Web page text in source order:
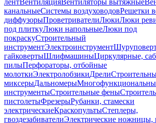
лентВентиляцияВентиляторы вытяжные
канальныеСистемы воздуховодовРешетки
диффузорыПроветривателиЛюкиЛюки
под плиткуЛюки напольныеЛюки под
покраскуСтроительный
инструментЭлектроинструмент
гайковертыШлифмашиныЦиркулярные,
пилыПерфораторы, отбойные
молоткиЭлектролобзикиДрели
миксерыДальномеры
инструментыСтроительные фены
пистолетыФрезерыРубанки, стамески
электрическиеКраскопультыСтеплеры,
гвоздезабивателиЭлектрические ножницы,